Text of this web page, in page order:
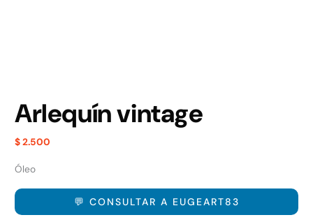
Arlequín vintage
$2.500
Óleo
💬 CONSULTAR A EUGEART83